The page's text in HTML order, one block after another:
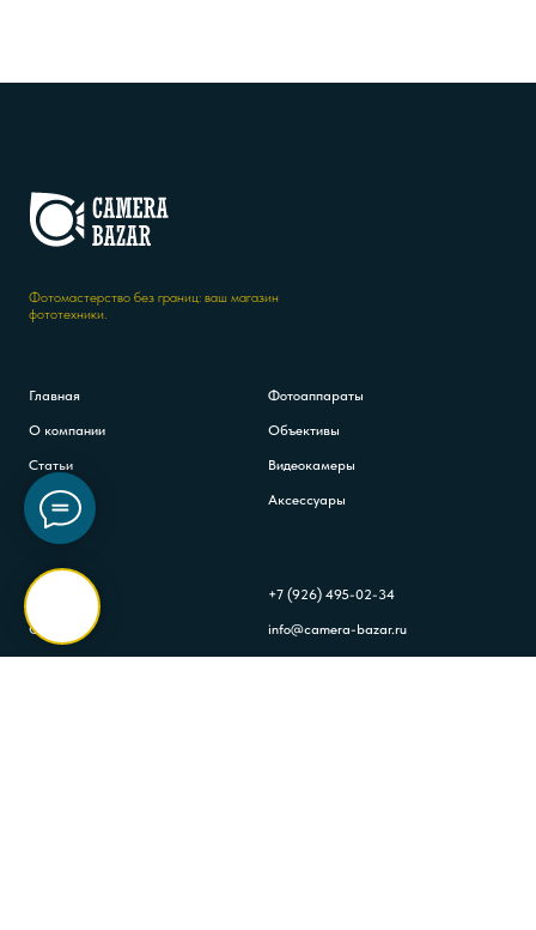
Фотомастерство без границ: ваш магазин
фототехники.
Главная
О компании
Статьи
FAQs
Фотоаппараты
Объективы
Видеокамеры
Аксессуары
Доставка
Оплата
+7 (926) 495-02-34
info@camera-bazar.ru